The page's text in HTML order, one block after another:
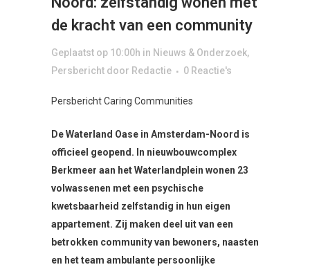
de kracht van een community
Geplaatst op 10:00h in Nieuws & Onderzoek,
Persbericht door Redactie 0 Reactie's
Persbericht Caring Communities
De Waterland Oase in Amsterdam-Noord is
officieel geopend. In nieuwbouwcomplex
Berkmeer aan het Waterlandplein wonen 23
volwassenen met een psychische
kwetsbaarheid zelfstandig in hun eigen
appartement. Zij maken deel uit van een
betrokken community van bewoners, naasten
en het team ambulante persoonlijke